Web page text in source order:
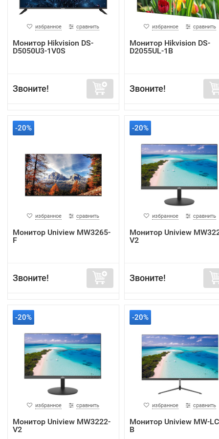
избранное сравнить
Монитор Hikvision DS-
D5050U3-1V0S
Звоните!
избранное сравнить
Монитор Hikvision DS-
D2055UL-1B
Звоните!
-20%
избранное сравнить
Монитор Uniview MW3265-
F
Звоните!
-20%
избранное сравнить
Монитор Uniview
V2
Звоните!
-20%
избранное сравнить
Монитор Uniview MW3222-
V2
-20%
избранное сравнить
Монитор Uniview MW-
B